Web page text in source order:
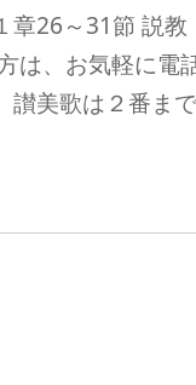
章26～31節 説
、お気軽に電
美歌は２番ま